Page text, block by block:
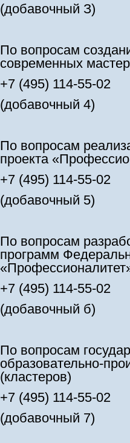
(добавочный З)
По вопросам
современных
+7 (495) 114-55-02
(добавочный 4)
По вопросам
проекта
+7 (495) 114-55-02
(добавочный 5)
По вопросам
программ
+7 (495) 114-55-02
(добавочный б)
По вопросам
образовательно-
(кластеров)
+7 (495) 114-55-02
(добавочный 7)